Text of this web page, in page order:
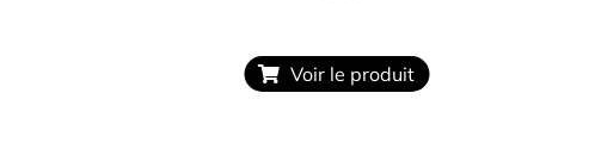
Voir le produit